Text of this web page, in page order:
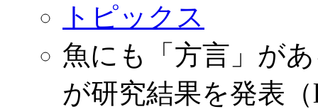
トピックス
魚にも「方言」が
が研究結果を発表